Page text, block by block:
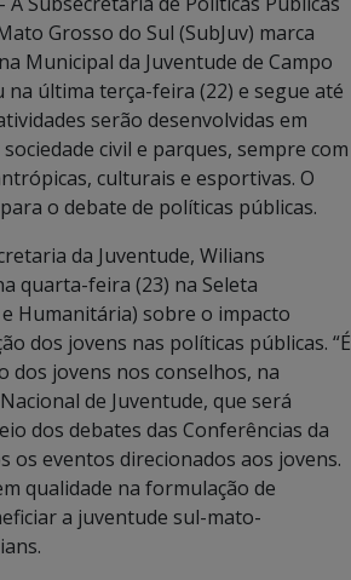
Grosso do Sul (SubJuv) marca
Municipal da Juventude de Campo
na última terça-feira (22) e segue até
serão desenvolvidas em
civil e parques, sempre com
culturais e esportivas. O
o debate de políticas públicas.
da Juventude, Wilians
quarta-feira (23) na Seleta
Humanitária) sobre o impacto
dos jovens nas políticas públicas. “É
dos jovens nos conselhos, na
de Juventude, que será
dos debates das Conferências da
os eventos direcionados aos jovens.
qualidade na formulação de
a juventude sul-mato-